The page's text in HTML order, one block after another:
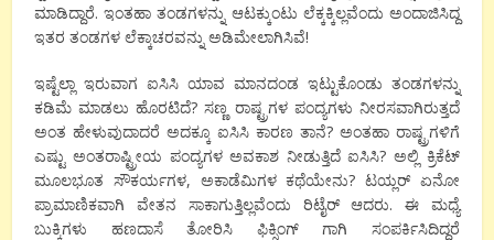
ಮಾಡಿದ್ದಾರೆ. ಇಂತಹಾ ತಂಡಗಳನ್ನು ಆಟಕ್ಕುಂಟು ಲೆಕ್ಕಕ್ಕಿಲ್ಲವೆಂದು ಅಂದಾಜಿಸಿದ್ದ
ಇತರ ತಂಡಗಳ ಲೆಕ್ಕಾಚರವನ್ನು ಅಡಿಮೇಲಾಗಿಸಿವೆ!
ಇಷ್ಟೆಲ್ಲಾ ಇರುವಾಗ ಐಸಿಸಿ ಯಾವ ಮಾನದಂಡ ಇಟ್ಟುಕೊಂಡು ತಂಡಗಳನ್ನು
ಕಡಿಮೆ ಮಾಡಲು ಹೊರಟಿದೆ? ಸಣ್ಣ ರಾಷ್ಟ್ರಗಳ ಪಂದ್ಯಗಳು ನೀರಸವಾಗಿರುತ್ತದೆ
ಅಂತ ಹೇಳುವುದಾದರೆ ಅದಕ್ಕೂ ಐಸಿಸಿ ಕಾರಣ ತಾನೆ? ಅಂತಹಾ ರಾಷ್ಟ್ರಗಳಿಗೆ
ಎಷ್ಟು ಅಂತರಾಷ್ಟ್ರೀಯ ಪಂದ್ಯಗಳ ಅವಕಾಶ ನೀಡುತ್ತಿದೆ ಐಸಿಸಿ? ಅಲ್ಲಿ ಕ್ರಿಕೆಟ್
ಮೂಲಭೂತ ಸೌಕರ್ಯಗಳ, ಅಕಾಡೆಮಿಗಳ ಕಥೆಯೇನು? ಟಯ್ಲರ್ ಏನೋ
ಪ್ರಾಮಾಣಿಕವಾಗಿ ವೇತನ ಸಾಕಾಗುತ್ತಿಲ್ಲವೆಂದು ರಿಟೈರ್ ಆದರು. ಈ ಮಧ್ಯೆ
ಬುಕ್ಕಿಗಳು ಹಣದಾಸೆ ತೋರಿಸಿ ಫಿಕ್ಸಿಂಗ್ ಗಾಗಿ ಸಂಪರ್ಕಿಸಿದಿದ್ದರೆ